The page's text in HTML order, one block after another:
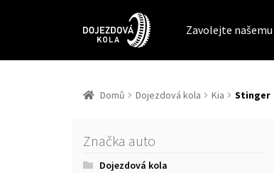
Zavolejte
Domů Dojezdová kola Kia Stinger
Značka auto
Dojezdová kola